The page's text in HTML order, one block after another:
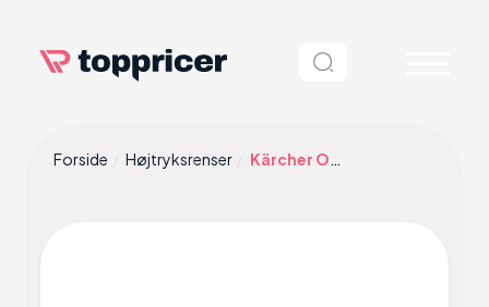
Forside Højtryksrenser Kärcher OC 3